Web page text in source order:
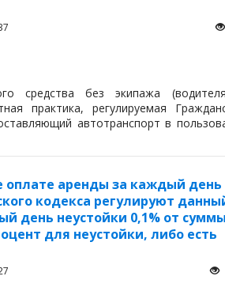
средства без экипажа
практика, регулируемая
автотранспорт в
оплате аренды за каждый день
кодекса регулируют
день неустойки 0,1% от
для неустойки, либо есть